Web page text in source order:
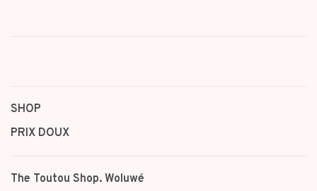
SHOP
PRIX DOUX
The Toutou Shop. Woluwé